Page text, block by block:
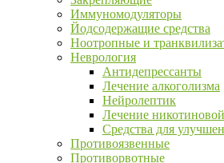
Иммуномодуляторы
Йодсодержащие средства
Ноотропные и
Неврология
Антидепрессанты
Лечение алкоголизма
Нейролептик
Лечение
Средства для
Противоязвенные
Противорвотные